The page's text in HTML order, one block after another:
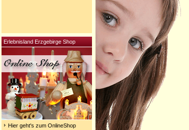
Erlebnisland Erzgebirge Shop
Hier geht's zum OnlineShop